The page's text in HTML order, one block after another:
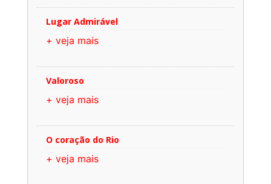
Lugar Admirável
+ veja mais
Valoroso
+ veja mais
O coração do Rio
+ veja mais